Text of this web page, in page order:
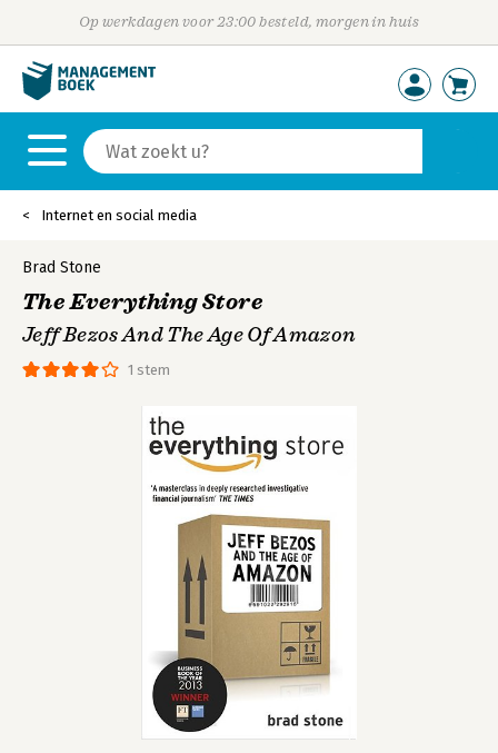
Op werkdagen voor 23:00 besteld, morgen in huis
Internet en social media
1 stem
Brad Stone
The Everything Store
Jeff Bezos And The Age Of Amazon